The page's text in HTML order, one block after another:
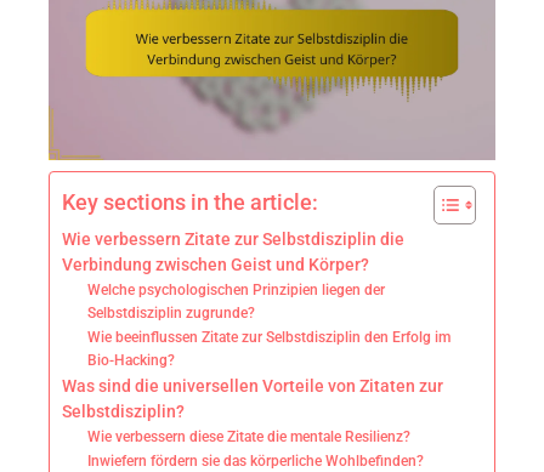
Key sections in the article:
Wie verbessern Zitate zur Selbstdisziplin die
Verbindung zwischen Geist und Körper?
Welche psychologischen Prinzipien liegen der
Selbstdisziplin zugrunde?
Wie beeinflussen Zitate zur Selbstdisziplin den Erfolg im
Bio-Hacking?
Was sind die universellen Vorteile von Zitaten zur
Selbstdisziplin?
Wie verbessern diese Zitate die mentale Resilienz?
Inwiefern fördern sie das körperliche Wohlbefinden?